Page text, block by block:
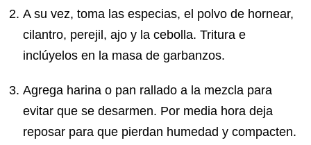
A su vez, toma las especias, el polvo de hornear,
cilantro, perejil, ajo y la cebolla. Tritura e
inclúyelos en la masa de garbanzos.
Agrega harina o pan rallado a la mezcla para
evitar que se desarmen. Por media hora deja
reposar para que pierdan humedad y compacten.